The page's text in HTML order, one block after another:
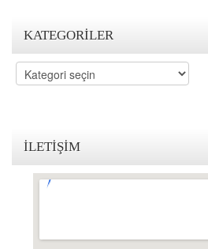
İşsizlik Maaşı Hesaplama
KVKK
Saklama ve İmha Politikası
Aydınlatma Metni
KATEGORILER
Kategoriler
İLETIŞIM